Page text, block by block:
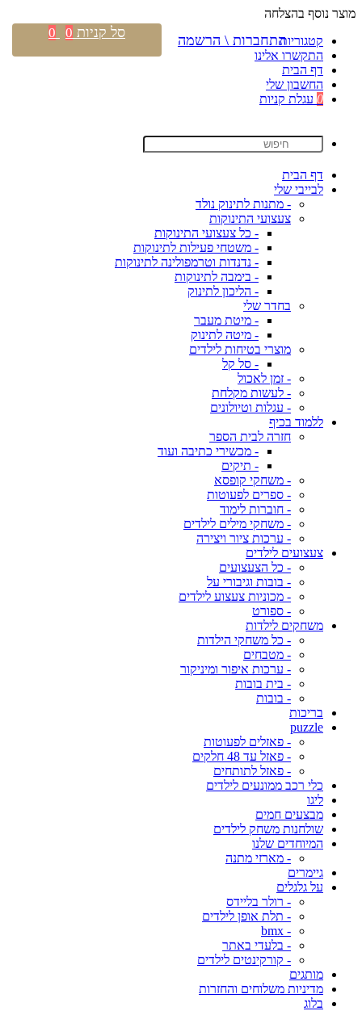
מוצר נוסף בהצלחה
קטגוריות
התקשרו אלינו
דף הבית
החשבון שלי
0 עגלת קניות
דף הבית
לבייבי שלי
- מתנות לתינוק נולד
צעצועי התינוקות
- כל צעצועי התינוקות
- משטחי פעילות לתינוקות
- נדנדות וטרמפולינה לתינוקות
- בימבה לתינוקות
- הליכון לתינוק
בחדר שלי
- מיטת מעבר
- מיטה לתינוק
מוצרי בטיחות לילדים
- סל קל
- זמן לאכול
- לעשות מקלחת
- עגלות וטיולונים
ללמוד בכיף
חזרה לבית הספר
- מכשירי כתיבה ועוד
- תיקים
- משחקי קופסא
- ספרים לפעוטות
- חוברות לימוד
- משחקי מילים לילדים
- ערכות ציור ויצירה
צעצועים לילדים
- כל הצעצועים
- בובות וגיבורי על
- מכוניות צעצוע לילדים
- ספורט
משחקים לילדות
- כל משחקי הילדות
- מטבחים
- ערכות איפור ומיניקור
- בית בובות
- בובות
בריכות
puzzle
- פאזלים לפעוטות
- פאזל עד 48 חלקים
- פאזל לתותחים
כלי רכב ממונעים לילדים
ליגו
מבצעים חמים
שולחנות משחק לילדים
המיוחדים שלנו
- מארזי מתנה
גיימרים
על גלגלים
- רולר בליידס
- תלת אופן לילדים
- bmx
- בלעדי באתר
- קורקינטים לילדים
מותגים
מדיניות משלוחים והחזרות
בלוג
התחברות \ הרשמה סל קניות 0
0